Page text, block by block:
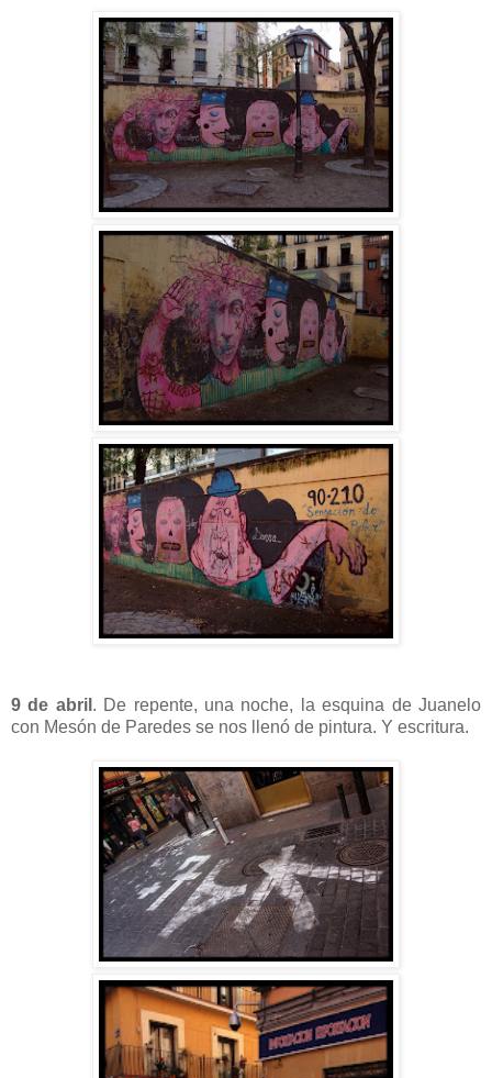
9 de abril . De repente, una noche, la esquina de Juanelo
con Mesón de Paredes se nos llenó de pintura. Y escritura.